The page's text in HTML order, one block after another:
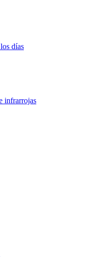
días
infrarrojas